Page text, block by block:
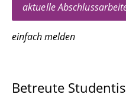
aktuelle
einfach melden
Betreute